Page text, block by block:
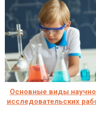
Основные виды
исследовательских